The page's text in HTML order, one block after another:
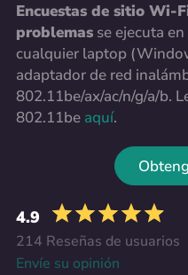
Encuestas de sitio Wi-
problemas se ejecuta
cualquier laptop
adaptador de red
802.11be/ax/ac/n/g/a/b.
802.11be aquí.
4.9
214 Reseñas de usuarios
Envíe su opinión